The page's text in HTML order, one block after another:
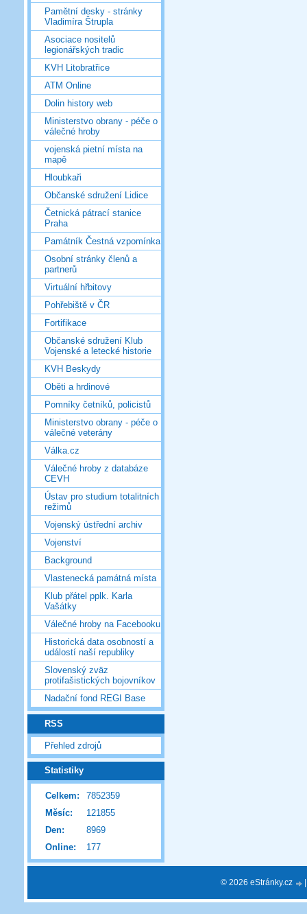
Pamětní desky - stránky
Vladimíra Štrupla
Asociace nositelů
legionářských tradic
KVH Litobratřice
ATM Online
Dolin history web
Ministerstvo obrany - péče o
válečné hroby
vojenská pietní místa na
mapě
Hloubkaři
Občanské sdružení Lidice
Četnická pátrací stanice
Praha
Památník Čestná vzpomínka
Osobní stránky členů a
partnerů
Virtuální hřbitovy
Pohřebiště v ČR
Fortifikace
Občanské sdružení Klub
Vojenské a letecké historie
KVH Beskydy
Oběti a hrdinové
Pomníky četníků, policistů
Ministerstvo obrany - péče o
válečné veterány
Válka.cz
Válečné hroby z databáze
CEVH
Ústav pro studium totalitních
režimů
Vojenský ústřední archiv
Vojenství
Background
Vlastenecká památná místa
Klub přátel pplk. Karla
Vašátky
Válečné hroby na Facebooku
Historická data osobností a
událostí naší republiky
Slovenský zväz
protifašistických bojovníkov
Nadační fond REGI Base
RSS
Přehled zdrojů
Statistiky
Online: 177
Celkem:
7852359
Měsíc:
121855
Den:
8969
© 2026 eStránky.cz